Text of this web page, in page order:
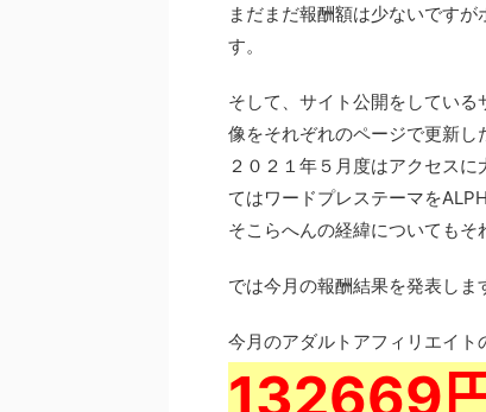
まだまだ報酬額は少ないです
す。
そして、サイト公開をしてい
像をそれぞれのページで更新し
２０２１年５月度はアクセス
てはワードプレステーマを
そこらへんの経緯についてもそ
では今月の報酬結果を発表しま
今月のアダルトアフィリエイ
132669